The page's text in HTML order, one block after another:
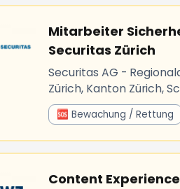
Mitarbeiter
Securitas Zürich
Securitas AG -
Zürich, Kanton Zürich,
🆘 Bewachung / Rettung
Content